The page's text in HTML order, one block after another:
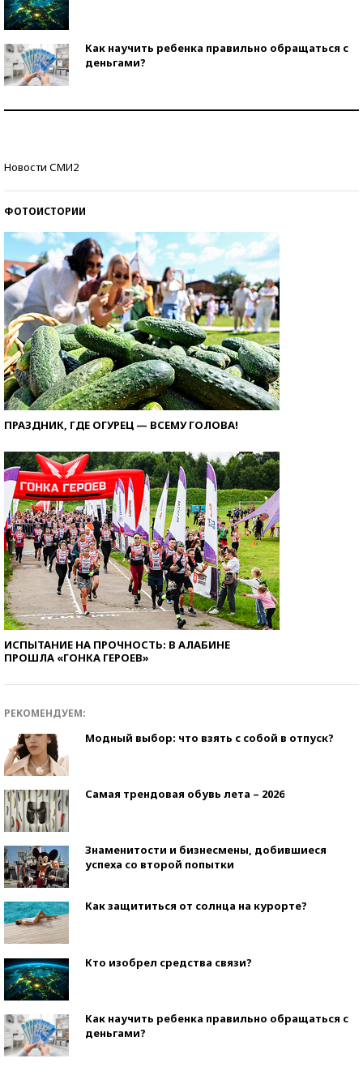
Как научить ребенка правильно обращаться с
деньгами?
Новости СМИ2
ФОТОИСТОРИИ
ПРАЗДНИК, ГДЕ ОГУРЕЦ — ВСЕМУ ГОЛОВА!
ИСПЫТАНИЕ НА ПРОЧНОСТЬ: В АЛАБИНЕ
ПРОШЛА «ГОНКА ГЕРОЕВ»
РЕКОМЕНДУЕМ:
Модный выбор: что взять с собой в отпуск?
Самая трендовая обувь лета – 2026
Знаменитости и бизнесмены, добившиеся
успеха со второй попытки
Как защититься от солнца на курорте?
Кто изобрел средства связи?
Как научить ребенка правильно обращаться с
деньгами?